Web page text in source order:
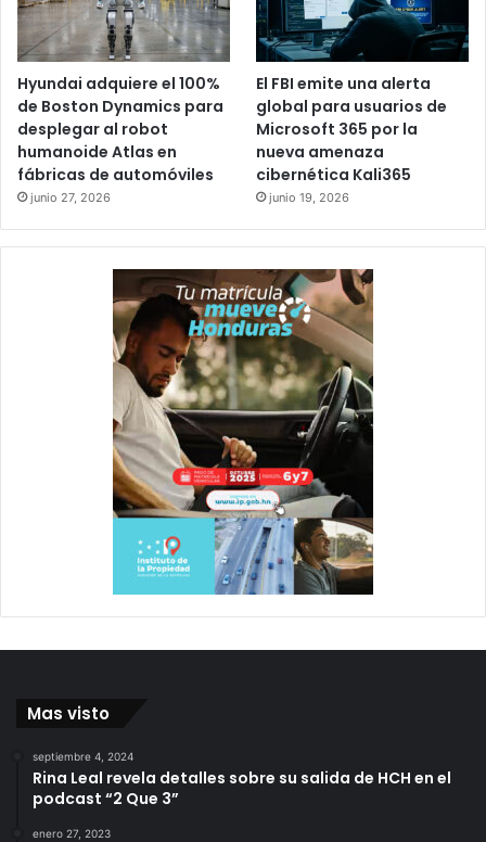
Hyundai adquiere el 100%
de Boston Dynamics para
desplegar al robot
humanoide Atlas en
fábricas de automóviles
junio 27, 2026
El FBI emite una alerta
global para usuarios de
Microsoft 365 por la
nueva amenaza
cibernética Kali365
junio 19, 2026
Mas visto
septiembre 4, 2024
Rina Leal revela detalles sobre su salida de HCH en el
podcast “2 Que 3”
enero 27, 2023